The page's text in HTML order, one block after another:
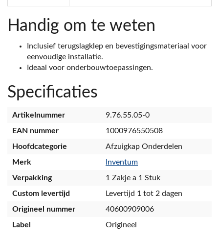
Handig om te weten
Inclusief terugslagklep en bevestigingsmateriaal voor
eenvoudige installatie.
Ideaal voor onderbouwtoepassingen.
Specificaties
Artikelnummer
9.76.55.05-0
EAN nummer
1000976550508
Hoofdcategorie
Afzuigkap Onderdelen
Merk
Inventum
Verpakking
1 Zakje a 1 Stuk
Custom levertijd
Levertijd 1 tot 2 dagen
Origineel nummer
40600909006
Label
Origineel